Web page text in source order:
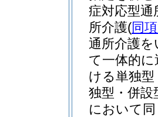
症対応型通
所介護(同
通所介護
て一体的
ける単独
独型・併設
において